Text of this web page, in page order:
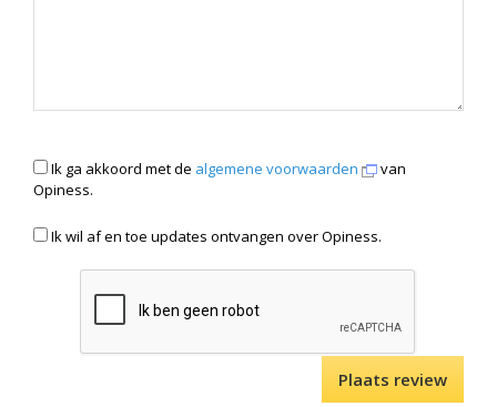
Ik ga akkoord met de algemene voorwaarden
van
Opiness.
Ik wil af en toe updates ontvangen over Opiness.